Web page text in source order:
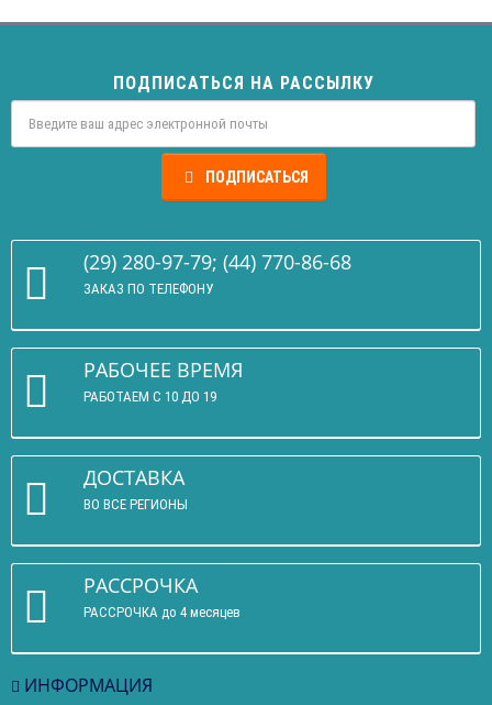
ПОДПИСАТЬСЯ НА РАССЫЛКУ
ПОДПИСАТЬСЯ
(29) 280-97-79; (44) 770-86-68
ЗАКАЗ ПО ТЕЛЕФОНУ
РАБОЧЕЕ ВРЕМЯ
РАБОТАЕМ С 10 ДО 19
ДОСТАВКА
ВО ВСЕ РЕГИОНЫ
РАССРОЧКА
РАССРОЧКА до 4 месяцев
ИНФОРМАЦИЯ